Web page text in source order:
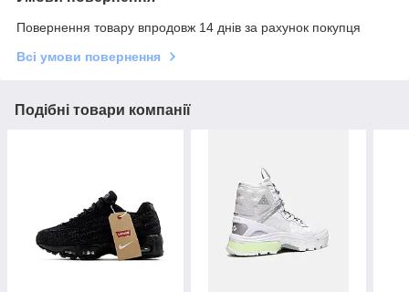
Повернення товару впродовж 14 днів за рахунок покупця
Всі умови повернення
Подібні товари компанії